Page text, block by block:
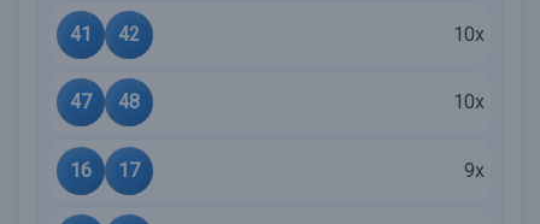
41 42 10x
47 48 10x
16 17 9x